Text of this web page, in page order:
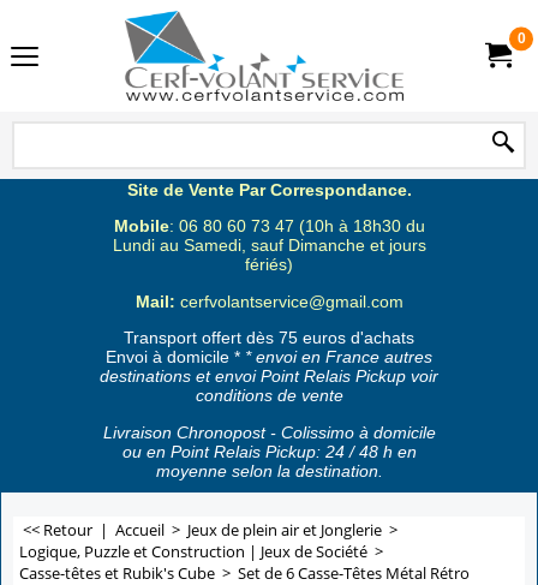
0
Site de Vente Par Correspondance.
Mobile: 06 80 60 73 47 (10h à 18h30 du
Lundi au Samedi, sauf Dimanche et jours
fériés)
Mail: cerfvolantservice@gmail.com
Transport offert dès 75 euros d'achats
Envoi à domicile * * envoi en France autres
destinations et envoi Point Relais Pickup voir
conditions de vente
Livraison Chronopost - Colissimo à domicile
ou en Point Relais Pickup: 24 / 48 h en
moyenne selon la destination.
<< Retour | Accueil > Jeux de plein air et Jonglerie >
Logique, Puzzle et Construction | Jeux de Société >
Casse-têtes et Rubik's Cube > Set de 6 Casse-Têtes Métal Rétro